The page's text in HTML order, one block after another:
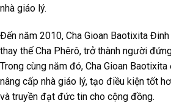
nhà giáo lý.
Đến năm 2010, Cha Gioan Baotixita
thay thế Cha Phêrô, trở thành người
Trong cùng năm đó, Cha Gioan
nâng cấp nhà giáo lý, tạo điều kiện tốt
và truyền đạt đức tin cho cộng đồng.